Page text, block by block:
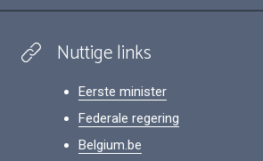
Nuttige links
Eerste minister
Federale regering
Belgium.be